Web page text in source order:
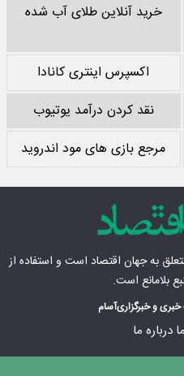
خرید آنلاین طلای آب شده
اکسپرس اینتری کانادا
نقد کردن درآمد یوتیوب
مرجع بازی های مود اندروید
بهجهان اقتصاد است و استفاده از
بلامانع است.
و خبرگزاریآسام
درباره ما